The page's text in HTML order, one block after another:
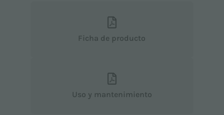
Ficha de producto
Uso y mantenimiento